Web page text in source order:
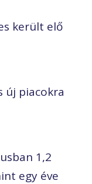
került elő
új piacokra
1,2
egy éve